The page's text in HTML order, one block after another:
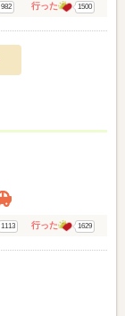
982 行った 1500
1113 行った 1629